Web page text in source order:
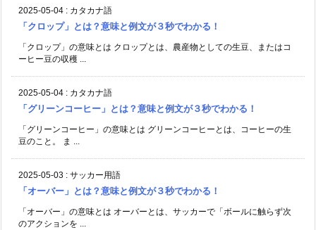
2025-05-04 : カタカナ語
「クロップ」とは？意味と例文が３秒でわかる！
「クロップ」の意味とは クロップとは、農産物としての生豆、またはコ
ーヒー豆の収穫 ...
2025-05-04 : カタカナ語
「グリーンコーヒー」とは？意味と例文が３秒でわかる！
「グリーンコーヒー」の意味とは グリーンコーヒーとは、コーヒーの生
豆のこと。 ま ...
2025-05-03 : サッカー用語
「オーバー」とは？意味と例文が３秒でわかる！
「オーバー」の意味とは オーバーとは、サッカーで「ボールに触らず次
のアクションを ...